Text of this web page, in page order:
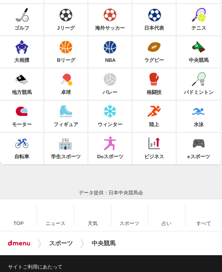
ゴルフ Jリーグ 海外サッカー 日本代表 テニス
大相撲 Bリーグ NBA ラグビー 中央競馬
地方競馬 卓球 バレー 格闘技 バドミントン
モーター フィギュア ウィンター 陸上 水泳
自転車 学生スポーツ Doスポーツ ビジネス eスポーツ
データ提供：日本中央競馬会
TOP ニュース 天気 スポーツ 占い すべて
スポーツ 中央競馬
サイトご利用にあたって